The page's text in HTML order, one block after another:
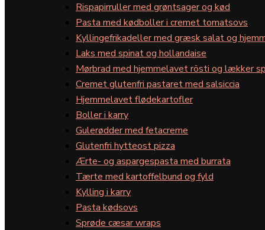
Rispapirruller med grøntsager og kød
Pasta med kødboller i cremet tomatsovs
Kyllingefrikadeller med græsk salat og
Laks med spinat og hollandaise
Mørbrad med hjemmelavet rösti og lækker
Cremet glutenfri pastaret med salsiccia
Hjemmelavet flødekartofler
Boller i karry
Gulerødder med fetacreme
Glutenfri hytteost pizza
Ærte- og aspargespasta med burrata
Tærte med kartoffelbund og fyld
Kylling i karry
Pasta kødsovs
Sprøde cæsar wraps